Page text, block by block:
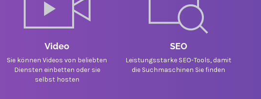
Video
Sie können Videos von beliebten
Diensten einbetten oder sie
selbst hosten
SEO
Leistungsstarke SEO-Tools, damit
die Suchmaschinen Sie finden